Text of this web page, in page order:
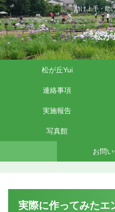
助け上手・助
松が
松が丘Yui
連絡事項
実施報告
写真館
お問
実際に作ってみたエ